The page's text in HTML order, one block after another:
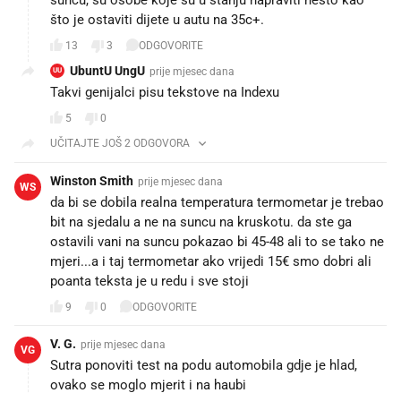
što je ostaviti dijete u autu na 35c+.
13 3 ODGOVORITE
UU UbuntU UngU prije mjesec dana
Takvi genijalci pisu tekstove na Indexu
5
0
UČITAJTE JOŠ 2 ODGOVORA
WS Winston Smith prije mjesec dana
da bi se dobila realna temperatura termometar je trebao
bit na sjedalu a ne na suncu na kruskotu. da ste ga
ostavili vani na suncu pokazao bi 45-48 ali to se tako ne
mjeri...a i taj termometar ako vrijedi 15€ smo dobri ali
poanta teksta je u redu i sve stoji
9 0 ODGOVORITE
VG V. G. prije mjesec dana
Sutra ponoviti test na podu automobila gdje je hlad,
ovako se moglo mjerit i na haubi